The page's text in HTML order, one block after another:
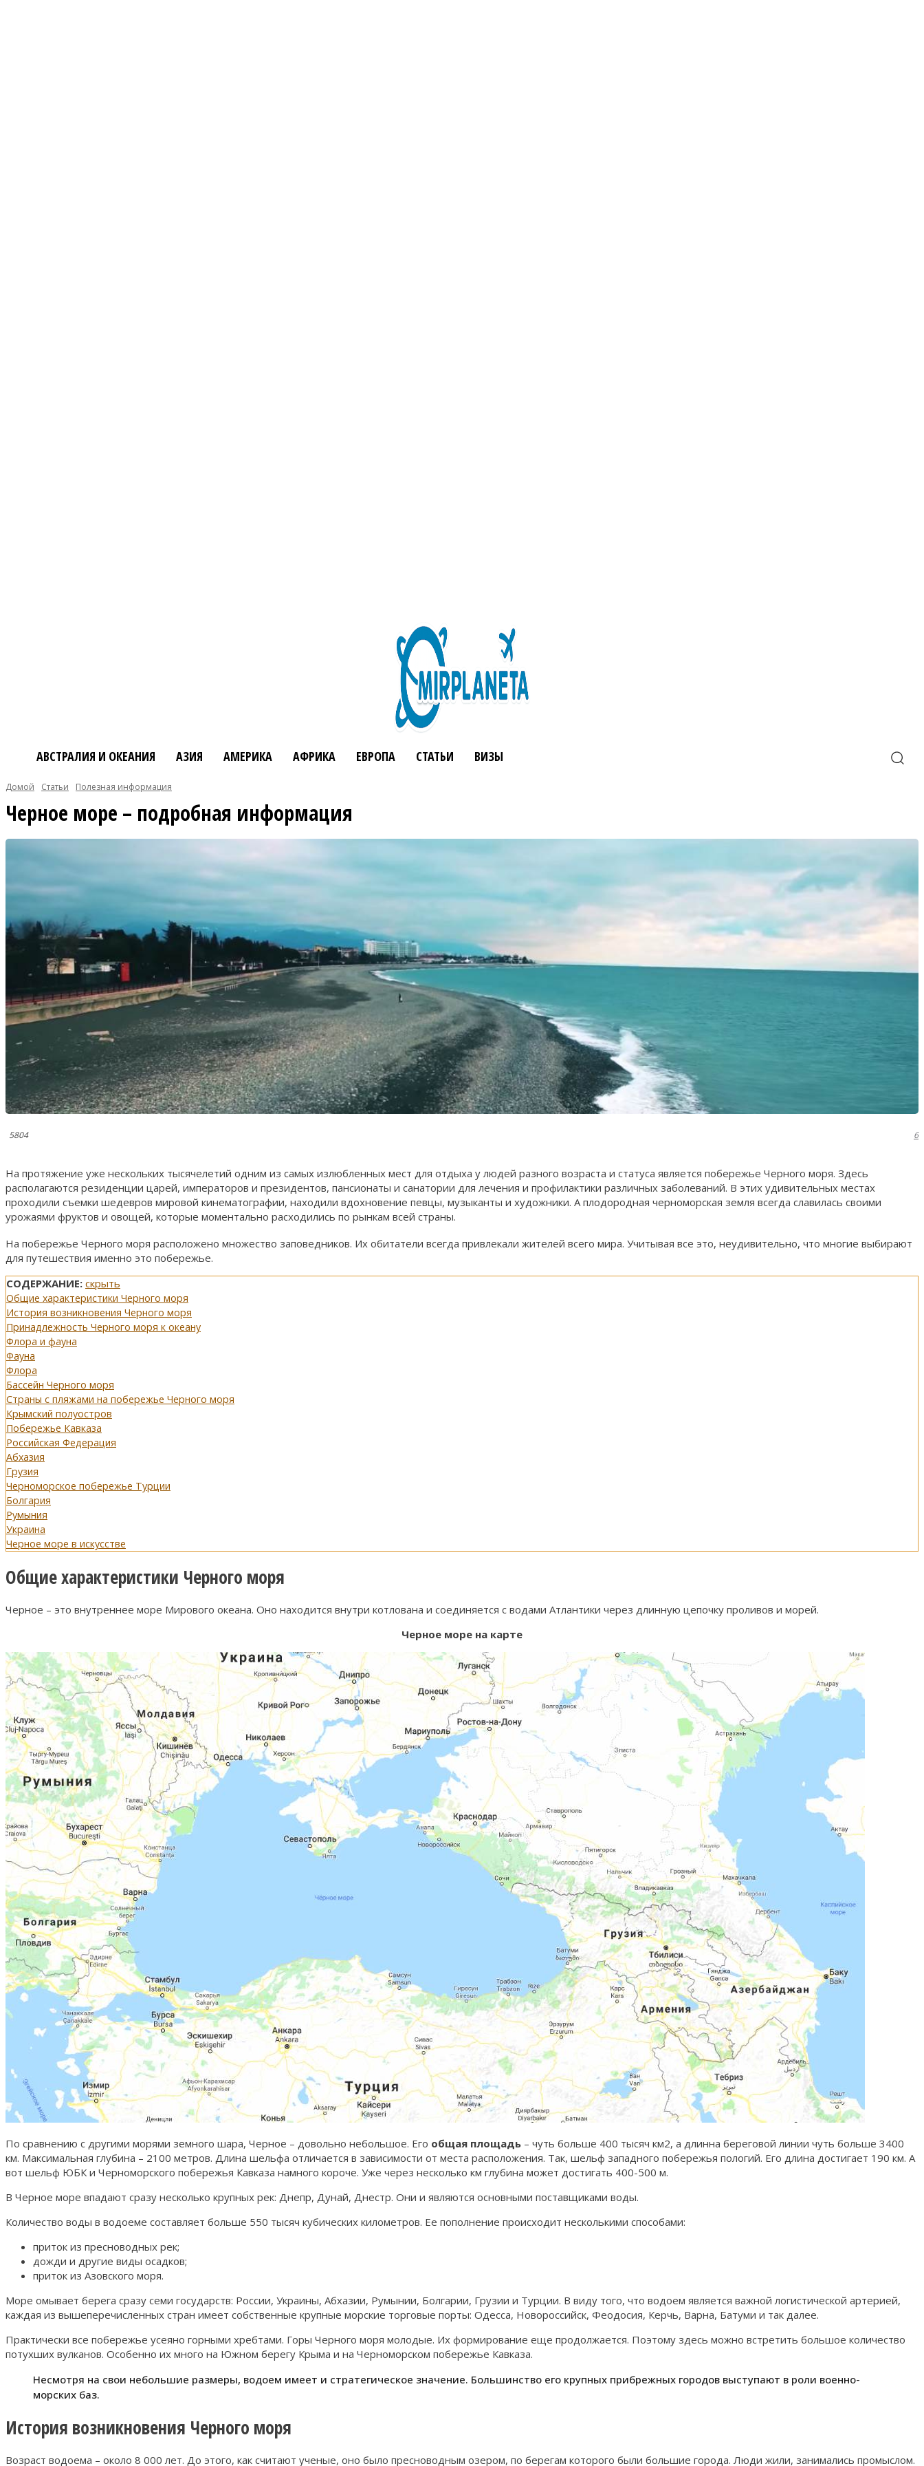
АВСТРАЛИЯ И ОКЕАНИЯ АЗИЯ АМЕРИКА АФРИКА ЕВРОПА СТАТЬИ ВИЗЫ
Домой Статьи Полезная информация
Черное море – подробная информация
5804 6
На протяжение уже нескольких тысячелетий одним из самых излюбленных мест для отдыха у людей разного возраста и статуса является побережье Черного моря. Здесь
располагаются резиденции царей, императоров и президентов, пансионаты и санатории для лечения и профилактики различных заболеваний. В этих удивительных местах
проходили съемки шедевров мировой кинематографии, находили вдохновение певцы, музыканты и художники. А плодородная черноморская земля всегда славилась своими
урожаями фруктов и овощей, которые моментально расходились по рынкам всей страны.
На побережье Черного моря расположено множество заповедников. Их обитатели всегда привлекали жителей всего мира. Учитывая все это, неудивительно, что многие выбирают
для путешествия именно это побережье.
СОДЕРЖАНИЕ: скрыть
Общие характеристики Черного моря
История возникновения Черного моря
Принадлежность Черного моря к океану
Флора и фауна
Фауна
Флора
Бассейн Черного моря
Страны с пляжами на побережье Черного моря
Крымский полуостров
Побережье Кавказа
Российская Федерация
Абхазия
Грузия
Черноморское побережье Турции
Болгария
Румыния
Украина
Черное море в искусстве
Общие характеристики Черного моря
Черное – это внутреннее море Мирового океана. Оно находится внутри котлована и соединяется с водами Атлантики через длинную цепочку проливов и морей.
Черное море на карте
По сравнению с другими морями земного шара, Черное – довольно небольшое. Его общая площадь – чуть больше 400 тысяч км2, а длинна береговой линии чуть больше 3400
км. Максимальная глубина – 2100 метров. Длина шельфа отличается в зависимости от места расположения. Так, шельф западного побережья пологий. Его длина достигает 190 км. А
вот шельф ЮБК и Черноморского побережья Кавказа намного короче. Уже через несколько км глубина может достигать 400-500 м.
В Черное море впадают сразу несколько крупных рек: Днепр, Дунай, Днестр. Они и являются основными поставщиками воды.
Количество воды в водоеме составляет больше 550 тысяч кубических километров. Ее пополнение происходит несколькими способами:
приток из пресноводных рек;
дожди и другие виды осадков;
приток из Азовского моря.
Море омывает берега сразу семи государств: России, Украины, Абхазии, Румынии, Болгарии, Грузии и Турции. В виду того, что водоем является важной логистической артерией,
каждая из вышеперечисленных стран имеет собственные крупные морские торговые порты: Одесса, Новороссийск, Феодосия, Керчь, Варна, Батуми и так далее.
Практически все побережье усеяно горными хребтами. Горы Черного моря молодые. Их формирование еще продолжается. Поэтому здесь можно встретить большое количество
потухших вулканов. Особенно их много на Южном берегу Крыма и на Черноморском побережье Кавказа.
Несмотря на свои небольшие размеры, водоем имеет и стратегическое значение. Большинство его крупных прибрежных городов выступают в роли военно-
морских баз.
История возникновения Черного моря
Возраст водоема – около 8 000 лет. До этого, как считают ученые, оно было пресноводным озером, по берегам которого были большие города. Люди жили, занимались промыслом.